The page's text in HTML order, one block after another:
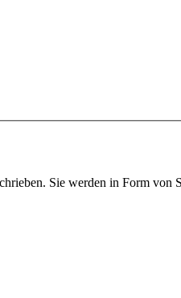
Sie werden in Form